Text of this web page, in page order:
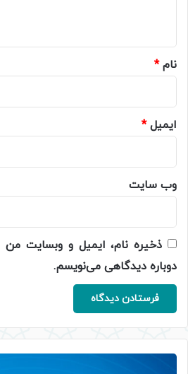
نام*
ایمیل*
وب‌ سایت
ذخیره نام، ایمیل و وبسایت من
دوباره دیدگاهی می‌نویسم.